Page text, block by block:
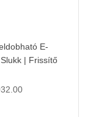
E-
| Frissítő